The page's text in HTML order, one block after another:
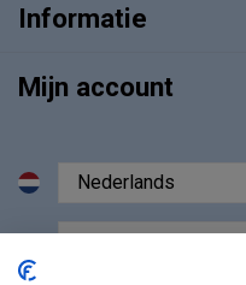
Informatie
Mijn account